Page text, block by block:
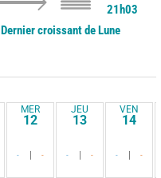
21h03
Dernier croissant de Lune
MER
12
- -
JEU
13
- -
VEN
14
- -